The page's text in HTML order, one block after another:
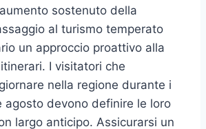
sostenuto della
al turismo temperato
un approccio proattivo alla
I visitatori che
nella regione durante i
agosto devono definire le loro
largo anticipo. Assicurarsi un